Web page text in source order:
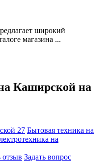
широкий
магазина ...
Каширской на
27 Бытовая техника на
на
отзыв Задать вопрос